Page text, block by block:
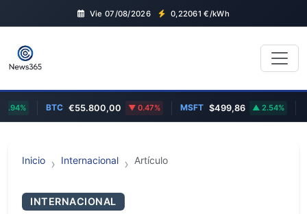
Vie 07/08/2026 0,22061 €/kWh
BTC €55.800,00 0.47% MSFT $499,86 2.54% EUR/
Inicio Internacional Artículo
INTERNACIONAL